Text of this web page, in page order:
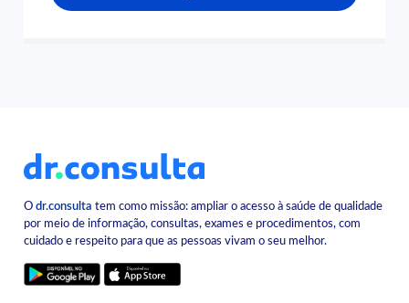
Odr.consulta tem como missão: ampliar o acesso à saúde de qualidade
por meio de informação, consultas, exames e procedimentos, com
cuidado e respeito para que as pessoas vivam o seu melhor.